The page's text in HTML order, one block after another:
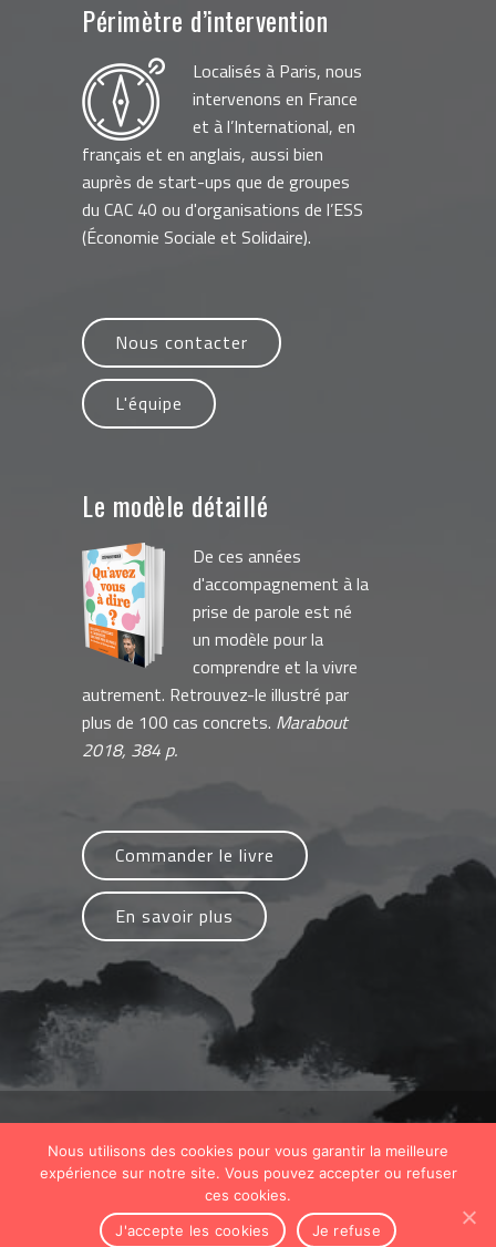
Périmètre d’intervention
Localisés à Paris, nous
intervenons en France
et à l’International, en
français et en anglais, aussi bien
auprès de start-ups que de groupes
du CAC 40 ou d'organisations de l’ESS
(Économie Sociale et Solidaire).
Nous contacter
L'équipe
Le modèle détaillé
De ces années
d'accompagnement à la
prise de parole est né
un modèle pour la
comprendre et la vivre
autrement. Retrouvez-le illustré par
plus de 100 cas concrets. Marabout
2018, 384 p.
Commander le livre
En savoir plus
© Copyright 2019 "Qu'Avez-Vous À Dire ?"
Tous droits réservés | Mentions Légales
Nous utilisons des cookies pour vous garantir la meilleure
expérience sur notre site. Vous pouvez accepter ou refuser
ces cookies.
J'accepte les cookies
Je refuse